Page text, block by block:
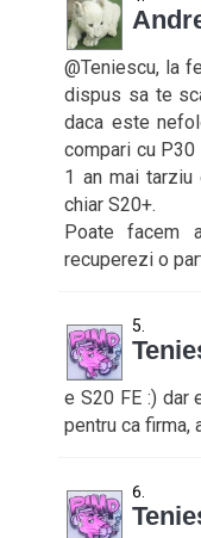
@Teniescu, la
dispus sa te
daca este
compari cu
1 an mai tarziu
chiar S20+.
Poate facem
recuperezi o
e S20 FE :) dar
pentru ca firma,